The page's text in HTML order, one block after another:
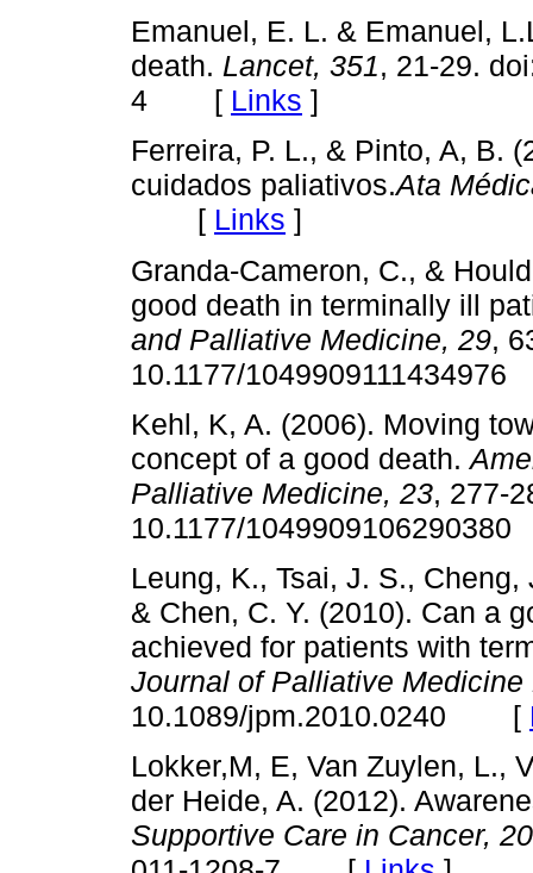
Emanuel, E. L. & Emanuel,
death. Lancet, 351, 21-29.
4 [ Links ]
Ferreira, P. L., & Pinto, A, B.
cuidados paliativos.Ata
[ Links ]
Granda-Cameron, C., &
good death in terminally ill
and Palliative Medicine, 29,
10.1177/
Kehl, K, A. (2006). Moving
concept of a good death.
Palliative Medicine, 23, 277-
10.1177/
Leung, K., Tsai, J. S.,
& Chen, C. Y. (2010). Can a
achieved for patients with
Journal of Palliative Medicine
10.1089/jpm.2010.0240 [
Lokker,M, E, Van Zuylen, L.,
der Heide, A. (2012).
Supportive Care in Cancer, 20